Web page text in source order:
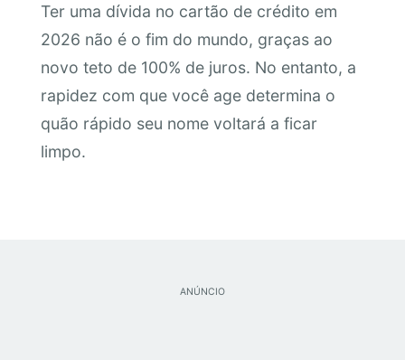
Ter uma dívida no cartão de crédito em
2026 não é o fim do mundo, graças ao
novo teto de 100% de juros. No entanto, a
rapidez com que você age determina o
quão rápido seu nome voltará a ficar
limpo.
ANÚNCIO